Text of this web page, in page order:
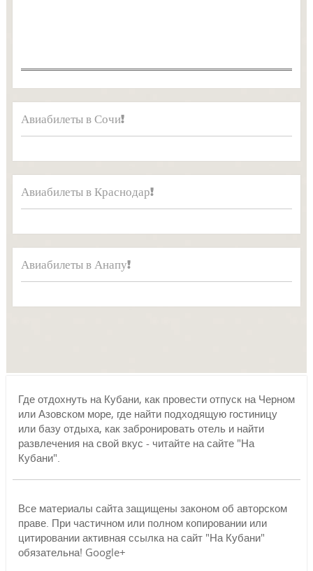
Авиабилеты в Сочи!
Авиабилеты в Краснодар!
Авиабилеты в Анапу!
Где отдохнуть на Кубани, как провести отпуск на Черном
или Азовском море, где найти подходящую гостиницу
или базу отдыха, как забронировать отель и найти
развлечения на свой вкус - читайте на сайте "На
Кубани".
Все материалы сайта защищены законом об авторском
праве. При частичном или полном копировании или
цитировании активная ссылка на сайт "На Кубани"
обязательна! Google+